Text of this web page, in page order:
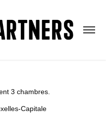
3 chambres.
Capitale